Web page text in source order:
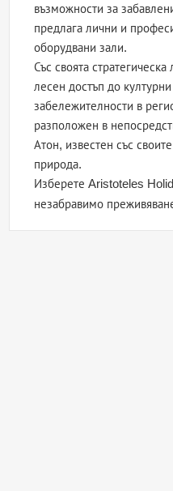
възможности за
предлага лични и
оборудвани зали.
Със своята
лесен достъп до
забележителности в
разположен в
Атон, известен със
природа.
Изберете Aristoteles
незабравимо